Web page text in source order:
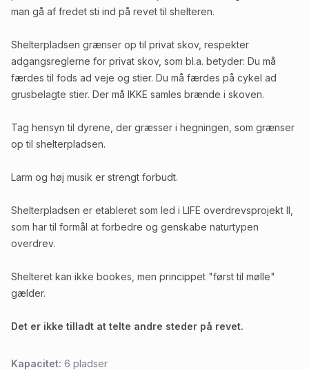
man gå af fredet sti ind på revet til shelteren.
Shelterpladsen grænser op til privat skov, respekter
adgangsreglerne for privat skov, som bl.a. betyder: Du må
færdes til fods ad veje og stier. Du må færdes på cykel ad
grusbelagte stier. Der må IKKE samles brænde i skoven.
Tag hensyn til dyrene, der græsser i hegningen, som grænser
op til shelterpladsen.
Larm og høj musik er strengt forbudt.
Shelterpladsen er etableret som led i LIFE overdrevsprojekt II,
som har til formål at forbedre og genskabe naturtypen
overdrev.
Shelteret kan ikke bookes, men princippet "først til mølle"
gælder.
Det er ikke tilladt at telte andre steder på revet.
Kapacitet: 6 pladser